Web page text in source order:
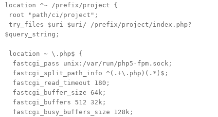
location ^~ /prefix/project {
root "path/ci/project";
try_files $uri $uri/ /prefix/project/index.php?
$query_string;
location ~ \.php$ {
fastcgi_pass unix:/var/run/php5-fpm.sock;
fastcgi_split_path_info ^(.+\.php)(.*)$;
fastcgi_read_timeout 180;
fastcgi_buffer_size 64k;
fastcgi_buffers 512 32k;
fastcgi_busy_buffers_size 128k;